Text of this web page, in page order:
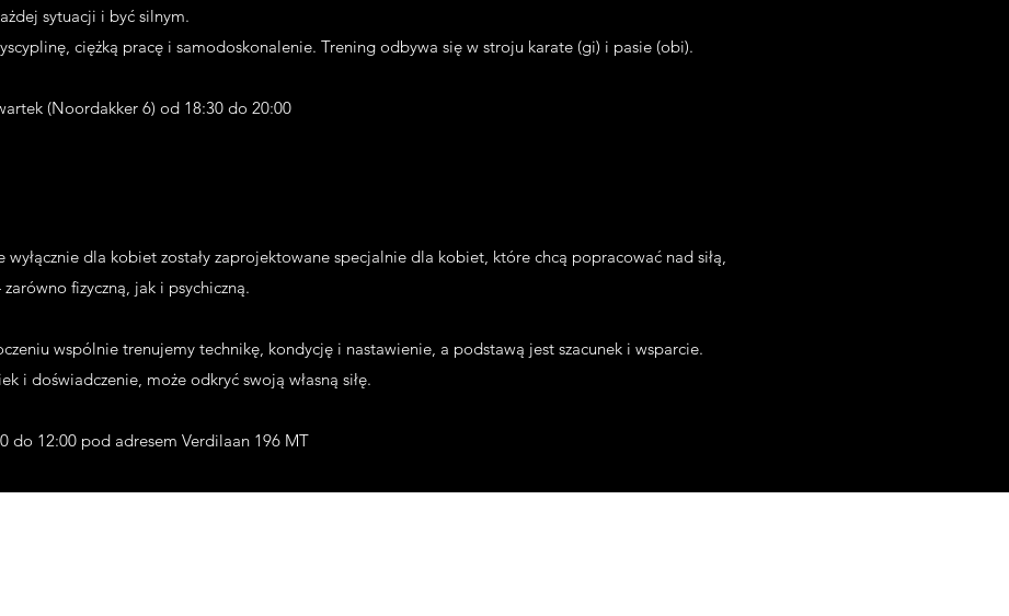
sytuacji i być silnym.
ciężką pracę i samodoskonalenie. Trening odbywa się w stroju karate (gi) i pasie (obi).
(Noordakker 6) od 18:30 do 20:00
wyłącznie dla kobiet zostały zaprojektowane specjalnie dla kobiet, które chcą popracować nad siłą,
fizyczną, jak i psychiczną.
wspólnie trenujemy technikę, kondycję i nastawienie, a podstawą jest szacunek i wsparcie.
i doświadczenie, może odkryć swoją własną siłę.
do 12:00 pod adresem Verdilaan 196 MT